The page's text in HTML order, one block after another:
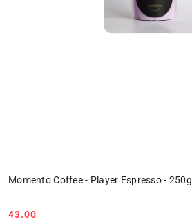
Momento Coffee - Player Espresso - 250g
43.00